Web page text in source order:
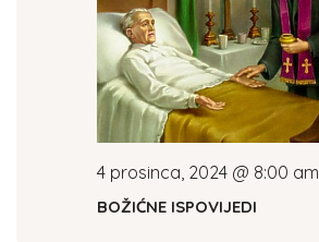
4 prosinca, 2024 @ 8:00 am
BOŽIĆNE ISPOVIJEDI